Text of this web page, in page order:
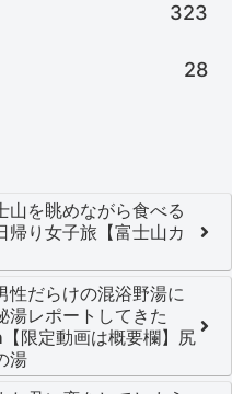
323
28
山を眺めながら食べる
帰り女子旅【富士山カ
性だらけの混浴野湯に
湯レポートしてきた
限定動画は概要欄】尻
湯